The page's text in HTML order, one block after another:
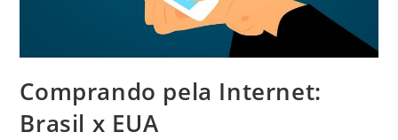
Comprando pela Internet:
Brasil x EUA